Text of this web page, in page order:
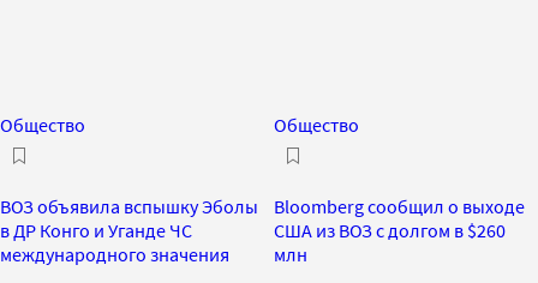
Общество
ВОЗ объявила вспышку Эболы
в ДР Конго и Уганде ЧС
международного значения
Общество
Bloomberg сообщил о выходе
США из ВОЗ с долгом в $260
млн